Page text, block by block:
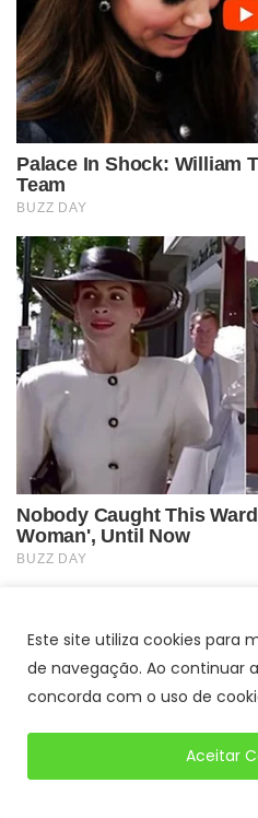
Este site utiliza cookies para
de navegação. Ao continuar
concorda com o uso de
Aceitar